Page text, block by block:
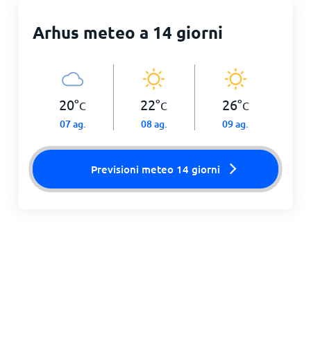
Arhus meteo a 14 giorni
20°C
07 ag.
22°C
08 ag.
26°C
09 ag.
Previsioni meteo 14 giorni